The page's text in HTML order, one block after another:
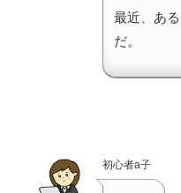
最近、あ
だ。
初心者a子